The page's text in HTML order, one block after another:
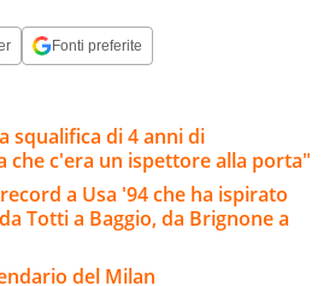
Fonti preferite
squalifica di 4 anni di
che c'era un ispettore alla porta"
a Usa '94 che ha ispirato
Totti a Baggio, da Brignone a
del Milan